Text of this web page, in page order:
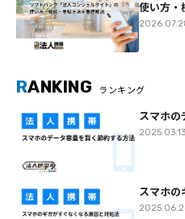
使い方・
RANKING ランキング
スマホの
2025.03.13
スマホの